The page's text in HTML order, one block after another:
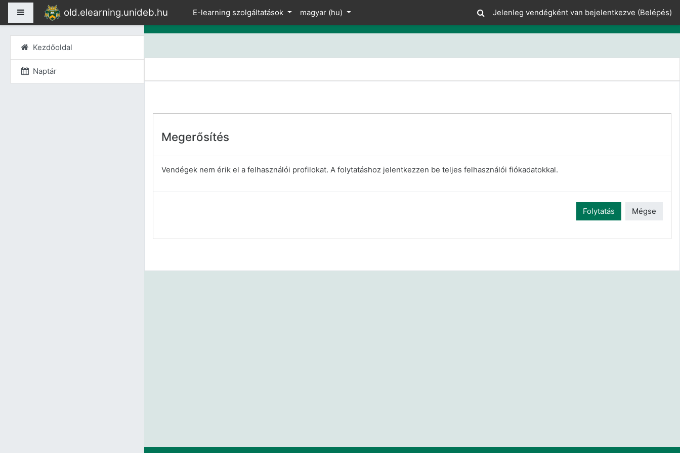
Oldalpanel old.elearning.unideb.hu E-learning szolgáltatások magyar ‎(hu)‎ Jelenleg vendégként van bejelentkezve (Belépés)
Megerősítés
Vendégek nem érik el a felhasználói profilokat. A folytatáshoz jelentkezzen be teljes felhasználói fiókadatokkal.
Folytatás Mégse
Kezdőoldal
Naptár